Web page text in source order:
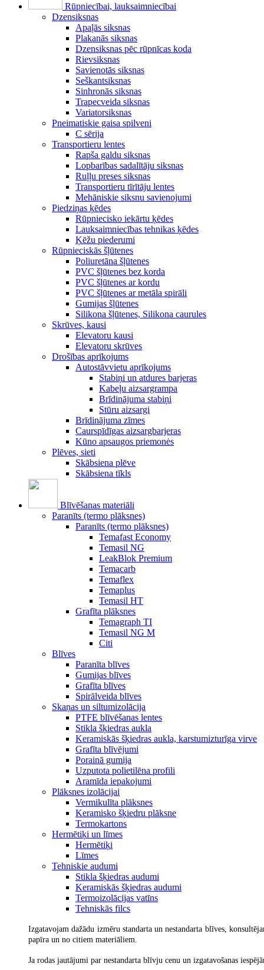
Rūpniecībai, lauksaimniecībai
Dzensiksnas
Apaļās siksnas
Plakanās siksnas
Dzensiksnas pēc rūpnīcas koda
Rievsiksnas
Savienotās siksnas
Seškantsiksnas
Sinhronās siksnas
Trapecveida siksnas
Variatorsiksnas
Pneimatiskie gaisa spilveni
C sērija
Transportieru lentes
Rapša galdu siksnas
Lopbarības sadalītāju siksnas
Ruļļu preses siksnas
Transportieru tīrītāju lentes
Mehāniskie siksnu savienojumi
Piedziņas ķēdes
Rūpniecisko iekārtu ķēdes
Lauksaimniecības tehnikas ķēdes
Ķēžu piederumi
Rūpnieciskās šļūtenes
Poliuretāna šļūtenes
PVC šļūtenes bez korda
PVC šļūtenes ar kordu
PVC šļūtenes ar metāla spirāli
Gumijas šļūtenes
Silikona šļūtenes, Silikona caurules
Skrūves, kausi
Elevatoru kausi
Elevatoru skrūves
Drošības aprīkojums
Autostāvvietu aprīkojums
Stabiņi un atdures barjeras
Kabeļu aizsargrampa
Brīdinājuma stabiņi
Stūru aizsargi
Brīdinājuma zīmes
Caurspīdīgas aizsargbarjeras
Kūno apsaugos priemonės
Plēves, sieti
Skābsiena plēve
Skābsiena tīkls
Blīvēšanas materiāli
Paranīts (termo plāksnes)
Paranīts (termo plāksnes)
Temafast Economy
Temasil NG
LeakBlok Premium
Temacarb
Temaflex
Temaplus
Temasil HT
Grafīta plāksnes
Temagraph TI
Temasil NG M
Citi
Blīves
Paranīta blīves
Gumijas blīves
Grafīta blīves
Spirālveida blīves
Skaņas un siltumizolācija
PTFE blīvēšanas lentes
Stikla šķiedras aukla
Keramiskās šķiedras aukla, karstumizturīga virve
Grafīta blīvējumi
Porainā gumija
Uzputota polietilēna profili
Aramīda iepakojumi
Plāksnes izolācijai
Vermikulīta plāksnes
Keramisko šķiedru plāksne
Termokartons
Hermētiķi un līmes
Hermētiķi
Līmes
Tehniskie audumi
Stikla šķiedras audumi
Keramiskās šķiedras audumi
Termoizolācijas vatīns
Tehniskās filcs
Izgatavojam dažādu izmēru standarta un nestandarta blīves,
papīra un no citiem materiāliem.
Ja rodas jautājumi par nestandarta blīvju cenu un izgatavošanas